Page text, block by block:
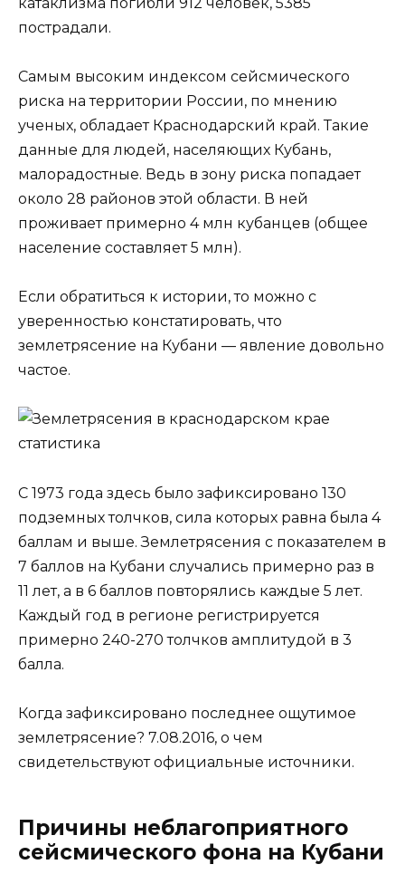
пострадали.
Самым высоким индексом сейсмического
риска на территории России, по мнению
ученых, обладает Краснодарский край. Такие
данные для людей, населяющих Кубань,
малорадостные. Ведь в зону риска попадает
около 28 районов этой области. В ней
проживает примерно 4 млн кубанцев (общее
население составляет 5 млн).
Если обратиться к истории, то можно с
уверенностью констатировать, что
землетрясение на Кубани — явление довольно
частое.
С 1973 года здесь было зафиксировано 130
подземных толчков, сила которых равна была 4
баллам и выше. Землетрясения с показателем в
7 баллов на Кубани случались примерно раз в
11 лет, а в 6 баллов повторялись каждые 5 лет.
Каждый год в регионе регистрируется
примерно 240-270 толчков амплитудой в 3
балла.
Когда зафиксировано последнее ощутимое
землетрясение? 7.08.2016, о чем
свидетельствуют официальные источники.
Причины неблагоприятного
сейсмического фона на Кубани